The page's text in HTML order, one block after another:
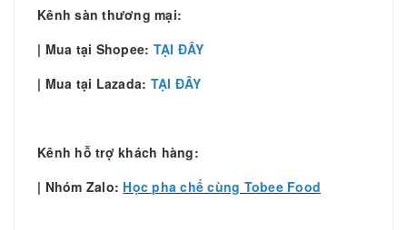
Kênh sàn thương mại:
| Mua tại Shopee: TẠI ĐÂY
| Mua tại Lazada: TẠI ĐÂY
Kênh hỗ trợ khách hàng:
| Nhóm Zalo: Học pha chế cùng Tobee Food